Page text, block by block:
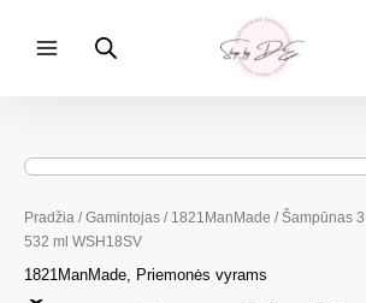
turinio
Pradžia /Gamintojas / 1821ManMade / Šampūnas
532 ml WSH18SV
1821ManMade, Priemonės vyrams